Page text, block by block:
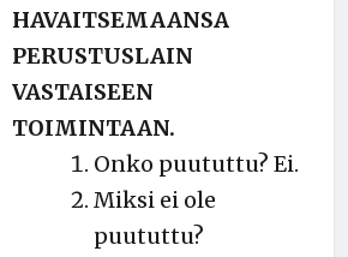
HAVAITSEMAANSA
PERUSTUSLAIN
VASTAISEEN
TOIMINTAAN.
Onko puututtu? Ei.
Miksi ei ole
puututtu?